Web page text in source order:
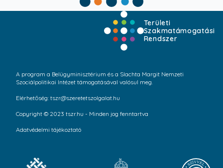
Területi
Szakmatámogatási
Rendszer
A program a Belügyminisztérium és a Slachta Margit Nemzeti
Szociálpolitikai Intézet támogatásával valósul meg.
Elérhetőség: tszr@szeretetszolgalat.hu
Copyright © 2023 tszr.hu - Minden jog fenntartva
Adatvédelmi tájékoztató